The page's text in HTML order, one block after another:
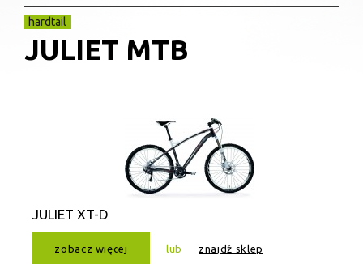
hardtail
JULIET MTB
JULIET XT-D
zobacz więcej lub znajdź sklep